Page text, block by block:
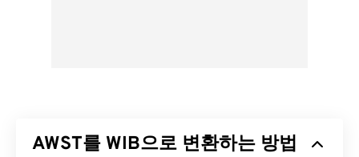
AWST를 WIB으로 변환하는 방법